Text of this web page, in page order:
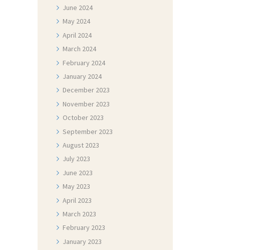
June 2024
May 2024
April 2024
March 2024
February 2024
January 2024
December 2023
November 2023
October 2023
September 2023
August 2023
July 2023
June 2023
May 2023
April 2023
March 2023
February 2023
January 2023